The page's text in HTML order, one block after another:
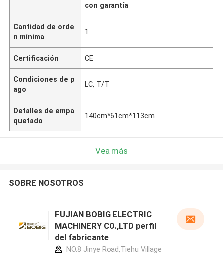
con garantía
Cantidad de orde
n mínima
1
Certificación CE
Condiciones de p
ago
LC, T/T
Detalles de empa
quetado
140cm*61cm*113cm
Vea más
SOBRE NOSOTROS
FUJIAN BOBIG ELECTRIC
MACHINERY CO.,LTD perfil
del fabricante
NO.8 Jinye Road,Tiehu Village